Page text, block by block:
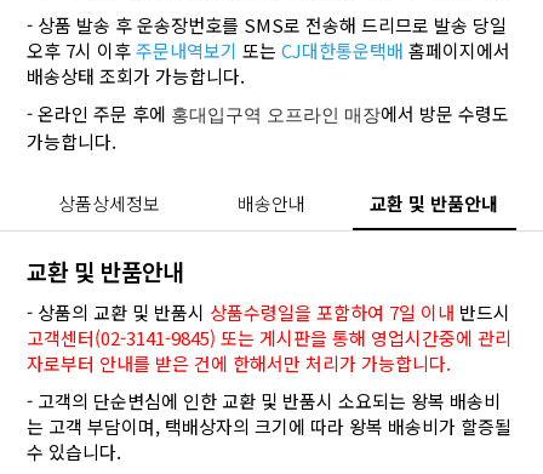
- 상품 발송 후 운송장번호를 SMS로 전송해 드리므로 발송 당일
오후 7시 이후주문내역보기 또는CJ대한통운택배 홈페이지에서
배송상태 조회가 가능합니다.
- 온라인 주문 후에 홍대입구역 오프라인 매장에서 방문 수령도
가능합니다.
상품상세정보 배송안내 교환 및 반품안내
교환 및 반품안내
- 상품의 교환 및 반품시 상품수령일을 포함하여 7일 이내 반드시
고객센터(02-3141-9845) 또는 게시판을 통해 영업시간중에 관리
자로부터 안내를 받은 건에 한해서만 처리가 가능합니다.
- 고객의 단순변심에 인한 교환 및 반품시 소요되는 왕복 배송비
는 고객 부담이며, 택배상자의 크기에 따라 왕복 배송비가 할증될
수 있습니다.